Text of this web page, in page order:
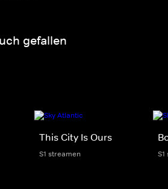
gefallen
This City Is Ours
S1 streamen